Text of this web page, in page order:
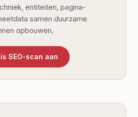
entiteiten, pagina-
samen duurzame
opbouwen.
SEO-scan aan